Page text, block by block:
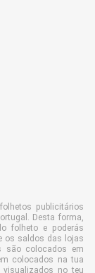
publicitários
Desta forma,
folheto e poderás
os saldos das lojas
são colocados em
colocados na tua
visualizados no teu